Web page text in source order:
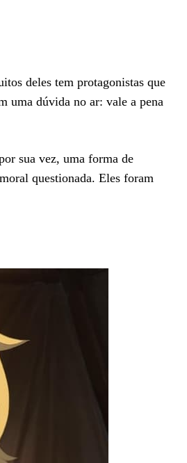
deles tem protagonistas que
uma dúvida no ar: vale a pena
sua vez, uma forma de
questionada. Eles foram